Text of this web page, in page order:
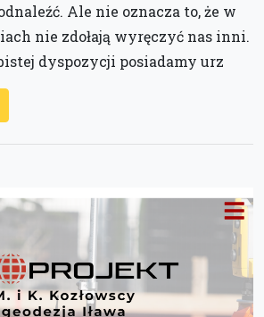
Ale nie oznacza to, że w
nie zdołają wyręczyć nas inni.
dyspozycji posiadamy urz